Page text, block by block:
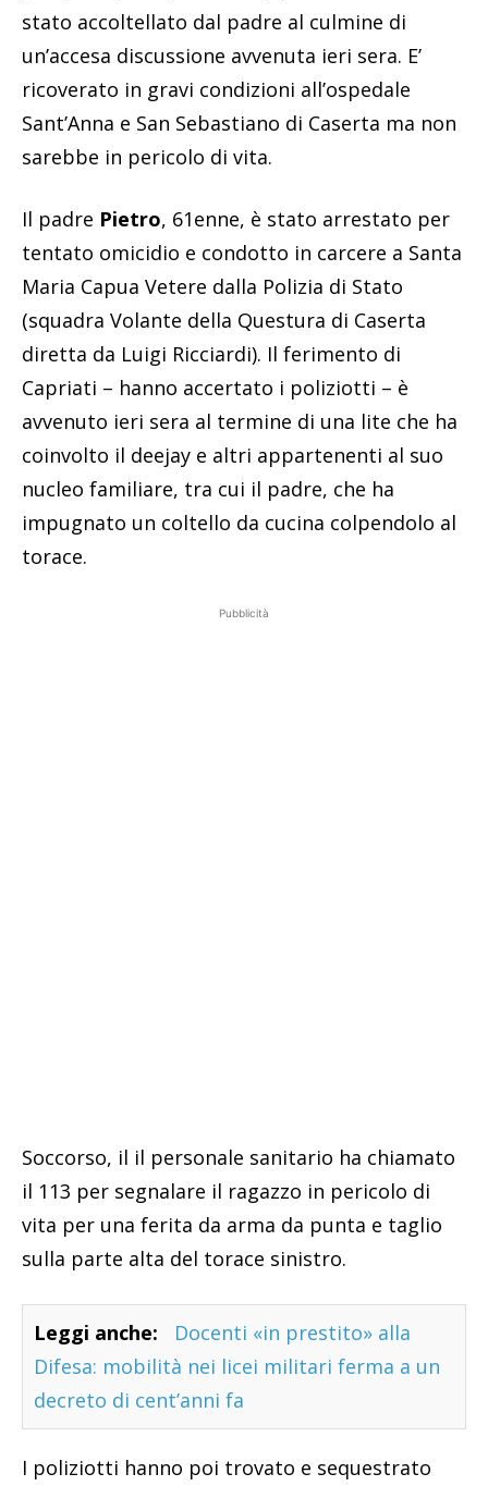
stato accoltellato dal padre al culmine di
un’accesa discussione avvenuta ieri sera. E’
ricoverato in gravi condizioni all’ospedale
Sant’Anna e San Sebastiano di Caserta ma non
sarebbe in pericolo di vita.
Il padre Pietro, 61enne, è stato arrestato per
tentato omicidio e condotto in carcere a Santa
Maria Capua Vetere dalla Polizia di Stato
(squadra Volante della Questura di Caserta
diretta da Luigi Ricciardi). Il ferimento di
Capriati – hanno accertato i poliziotti – è
avvenuto ieri sera al termine di una lite che ha
coinvolto il deejay e altri appartenenti al suo
nucleo familiare, tra cui il padre, che ha
impugnato un coltello da cucina colpendolo al
torace.
Pubblicità
Soccorso, il il personale sanitario ha chiamato
il 113 per segnalare il ragazzo in pericolo di
vita per una ferita da arma da punta e taglio
sulla parte alta del torace sinistro.
Leggi anche:
Docenti «in prestito» alla
Difesa: mobilità nei licei militari ferma a un
decreto di cent’anni fa
I poliziotti hanno poi trovato e sequestrato